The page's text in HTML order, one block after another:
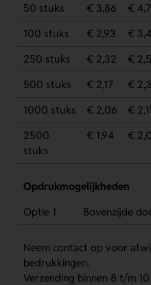
50 stuks € 3,86 €
100 stuks
€ 2,93 €
250 stuks
€ 2,32 €
500 stuks
€ 2,17 €
1000 stuks
€ 2,06 €
2500
stuks
€ 1,94 €
Opdrukmogelijkheden
Optie 1
Bovenzijde
Neem contact op voor
bedrukkingen.
Verzending binnen 8 t/m